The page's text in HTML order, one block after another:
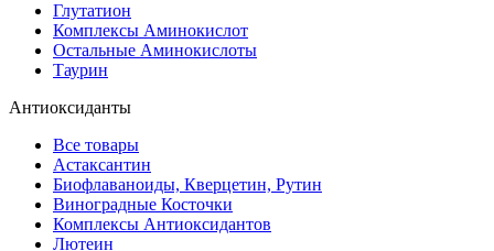
Глутатион
Комплексы Аминокислот
Остальные Аминокислоты
Таурин
Антиоксиданты
Все товары
Астаксантин
Биофлаваноиды, Кверцетин, Рутин
Виноградные Косточки
Комплексы Антиоксидантов
Лютеин